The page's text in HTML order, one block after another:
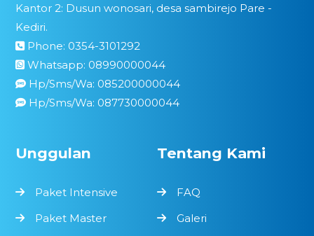
Kantor 2: Dusun wonosari, desa sambirejo Pare -
Kediri.
Phone: 0354-3101292
Whatsapp: 08990000044
Hp/Sms/Wa: 085200000044
Hp/Sms/Wa: 087730000044
Unggulan
Paket Intensive
Paket Master
Tentang Kami
FAQ
Galeri